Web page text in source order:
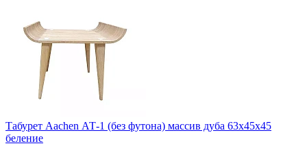
Табурет Aachen АТ-1 (без футона) массив дуба 63х45х45
беление